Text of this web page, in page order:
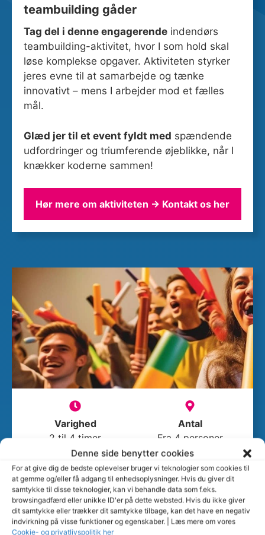
Denne side benytter cookies
For at give dig de bedste oplevelser bruger vi teknologier som cookies til
at gemme og/eller få adgang til enhedsoplysninger. Hvis du giver dit
samtykke til disse teknologier, kan vi behandle data som f.eks.
browsingadfærd eller unikke ID'er på dette websted. Hvis du ikke giver
dit samtykke eller trækker dit samtykke tilbage, kan det have en negativ
indvirkning på visse funktioner og egenskaber. | Læs mere om vores
Cookie- og privatlivspolitik her
teambuilding gåder
Tag del i denne engagerende indendørs
teambuilding-aktivitet, hvor I som hold skal
løse komplekse opgaver. Aktiviteten styrker
jeres evne til at samarbejde og tænke
innovativt – mens I arbejder mod et fælles
mål.
Glæd jer til et event fyldt med spændende
udfordringer og triumferende øjeblikke, når I
knækker koderne sammen!
Hør mere om aktiviteten → Kontakt os her
Varighed
2 til 4 timer
Antal
Fra 4 personer
Teambuilding musik med fede
rytmer
Lad rytmerne og melodierne bringe jer
sammeni en fantastisk musikalsk
teambuilding-oplevelse. Her skaber I musik